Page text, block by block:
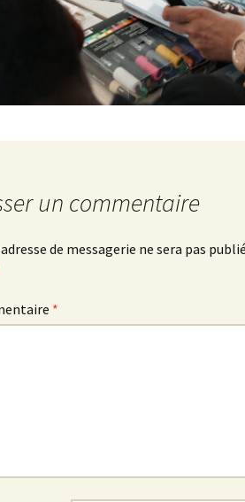
un commentaire
de messagerie ne sera pas
*